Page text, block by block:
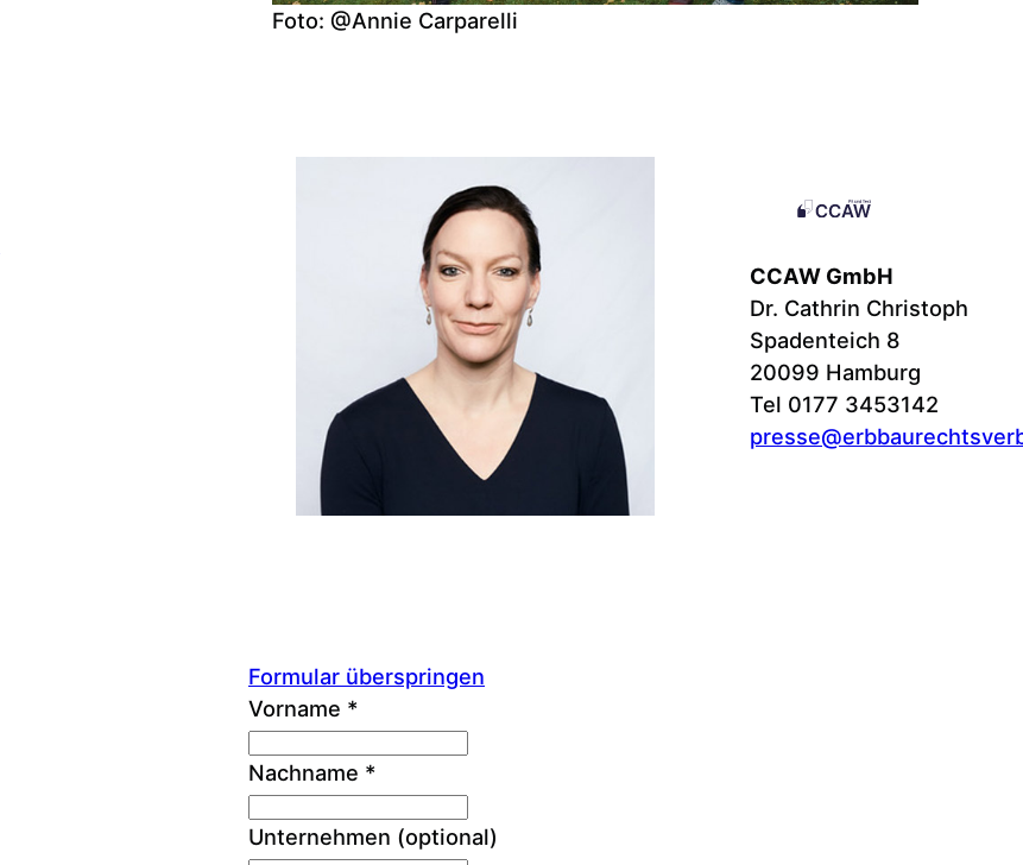
Foto: @Annie Carparelli
CCAW GmbH
Dr. Cathrin Christoph
Spadenteich 8
20099 Hamburg
Tel 0177 3453142
Formular überspringen
Vorname *
Nachname *
Unternehmen (optional)